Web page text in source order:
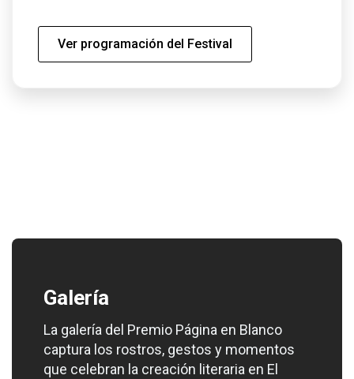
Ver programación del Festival
Galería
La galería del Premio Página en Blanco
captura los rostros, gestos y momentos
que celebran la creación literaria en El